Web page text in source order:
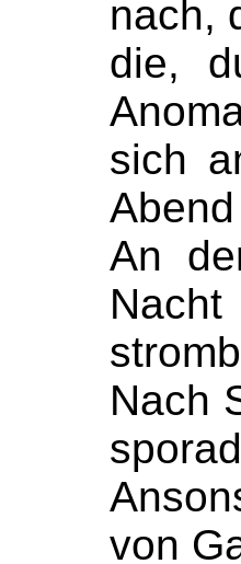
nach,
die,
sich
An
Nach
von